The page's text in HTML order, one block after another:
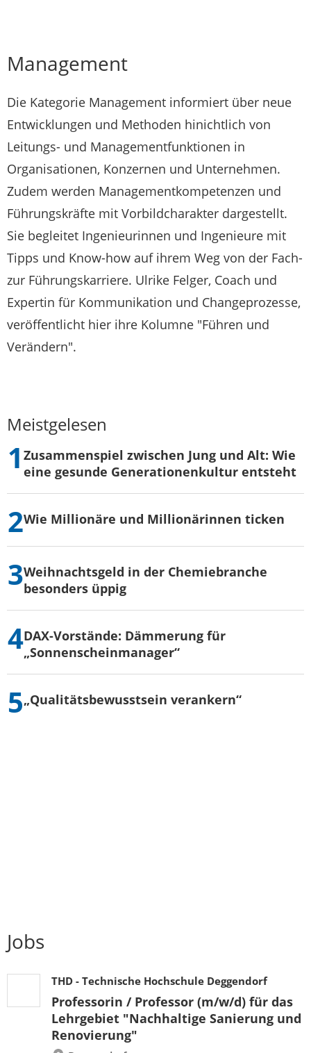
Management
Die Kategorie Management informiert über neue
Entwicklungen und Methoden hinichtlich von
Leitungs- und Managementfunktionen in
Organisationen, Konzernen und Unternehmen.
Zudem werden Managementkompetenzen und
Führungskräfte mit Vorbildcharakter dargestellt.
Sie begleitet Ingenieurinnen und Ingenieure mit
Tipps und Know-how auf ihrem Weg von der Fach-
zur Führungskarriere. Ulrike Felger, Coach und
Expertin für Kommunikation und Changeprozesse,
veröffentlicht hier ihre Kolumne "Führen und
Verändern".
Meistgelesen
Zusammenspiel zwischen Jung und Alt: Wie
eine gesunde Generationenkultur entsteht
Wie Millionäre und Millionärinnen ticken
Weihnachtsgeld in der Chemiebranche
besonders üppig
DAX-Vorstände: Dämmerung für
„Sonnenscheinmanager“
„Qualitätsbewusstsein verankern“
Jobs
THD - Technische Hochschule Deggendorf
Professorin / Professor (m/w/d) für das
Lehrgebiet "Nachhaltige Sanierung und
Renovierung"